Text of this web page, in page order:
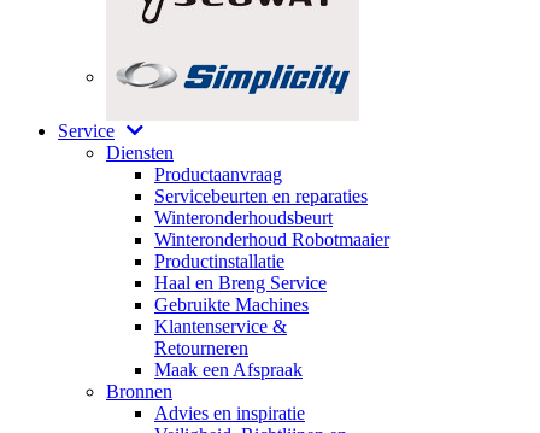
Service
Diensten
Productaanvraag
Servicebeurten en reparaties
Winteronderhoudsbeurt
Winteronderhoud Robotmaaier
Productinstallatie
Haal en Breng Service
Gebruikte Machines
Klantenservice &
Retourneren
Maak een Afspraak
Bronnen
Advies en inspiratie